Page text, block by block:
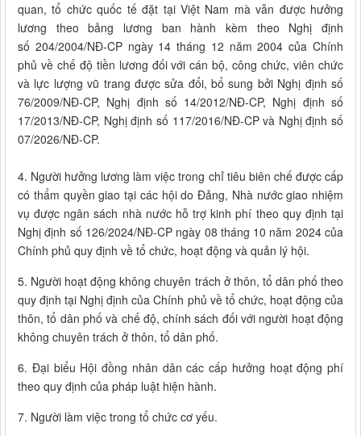
quan, tổ chức quốc tế đặt tại Việt Nam mà vẫn được hưởng
lương theo bảng lương ban hành kèm theo Nghị định
số 204/2004/NĐ-CP ngày 14 tháng 12 năm 2004 của Chính
phủ về chế độ tiền lương đối với cán bộ, công chức, viên chức
và lực lượng vũ trang được sửa đổi, bổ sung bởi Nghị định số
76/2009/NĐ-CP, Nghị định số 14/2012/NĐ-CP, Nghị định số
17/2013/NĐ-CP, Nghị định số 117/2016/NĐ-CP và Nghị định số
07/2026/NĐ-CP.
4. Người hưởng lương làm việc trong chỉ tiêu biên chế được cấp
có thẩm quyền giao tại các hội do Đảng, Nhà nước giao nhiệm
vụ được ngân sách nhà nước hỗ trợ kinh phí theo quy định tại
Nghị định số 126/2024/NĐ-CP ngày 08 tháng 10 năm 2024 của
Chính phủ quy định về tổ chức, hoạt động và quản lý hội.
5. Người hoạt động không chuyên trách ở thôn, tổ dân phố theo
quy định tại Nghị định của Chính phủ về tổ chức, hoạt động của
thôn, tổ dân phố và chế độ, chính sách đối với người hoạt động
không chuyên trách ở thôn, tổ dân phố.
6. Đại biểu Hội đồng nhân dân các cấp hưởng hoạt động phí
theo quy định của pháp luật hiện hành.
7. Người làm việc trong tổ chức cơ yếu.